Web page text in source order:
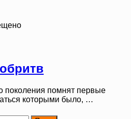
поколения помнят первые
которыми было, …